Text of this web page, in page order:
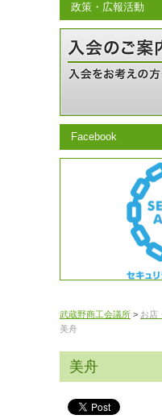
政策・広報活動
Facebook
武蔵野商工会議所 > お店
美舟
美舟